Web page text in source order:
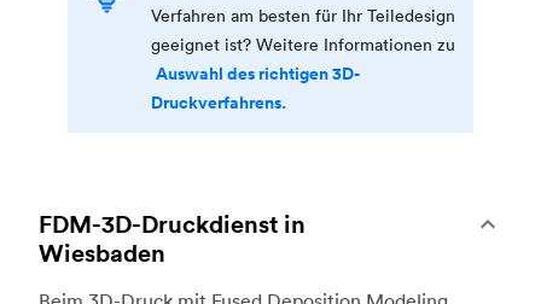
Verfahren am besten für Ihr Teiledesign
geeignet ist? Weitere Informationen zu
Auswahl des richtigen 3D-
Druckverfahrens.
FDM-3D-Druckdienst in
Wiesbaden